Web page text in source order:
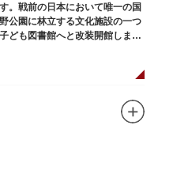
。戦前の日本において唯一の国
公園に林立する文化施設の一つ
ども図書館へと改装開館しまし